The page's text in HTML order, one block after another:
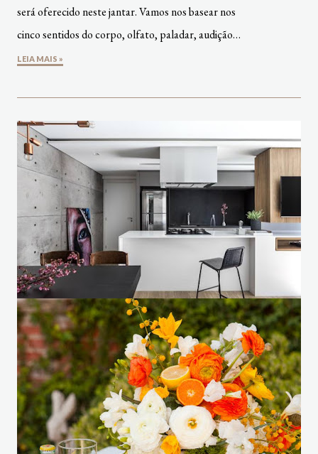
será oferecido neste jantar. Vamos nos basear nos
cinco sentidos do corpo, olfato, paladar, audição…
LEIA MAIS »